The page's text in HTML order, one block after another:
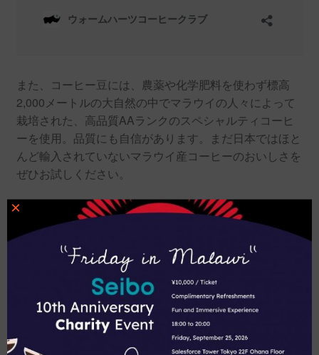
また、コーヒー豆には、農薬や化学肥料を使わず標高
2,000メートルの大自然の中でマラウイの人々によって
栽培された、高品質AAランクのスペシャルティコーヒ
ーを使用。品質にも自信があります。まだ日本ではほと
んど輸入されていないマラウイ産コーヒーのおいしさを
ぜひお試しください。
コーヒーの味は？
×